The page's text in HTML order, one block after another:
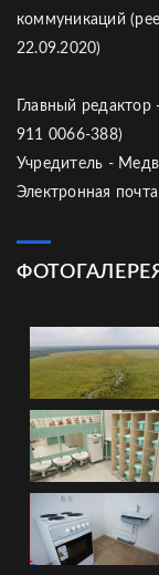
коммуникаций
22.09.2020)
Главный
911 0066-388)
Учредитель -
Электронная